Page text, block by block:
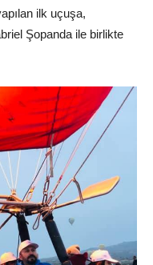
ilk uçuşa,
Şopanda ile birlikte